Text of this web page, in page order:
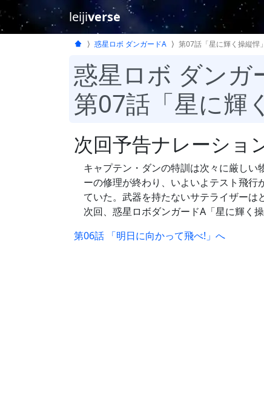
leijiverse
惑星ロボ ダンガードA 第07話「星に輝く操縦悍」
惑星ロボ ダンガ
第07話「星に輝
次回予告ナレーショ
キャプテン・ダンの特訓は次々に厳し
ーの修理が終わり、いよいよテスト飛
ていた。武器を持たないサテライザーは
次回、惑星ロボダンガードA「星に輝く
第06話 「明日に向かって飛べ!」へ